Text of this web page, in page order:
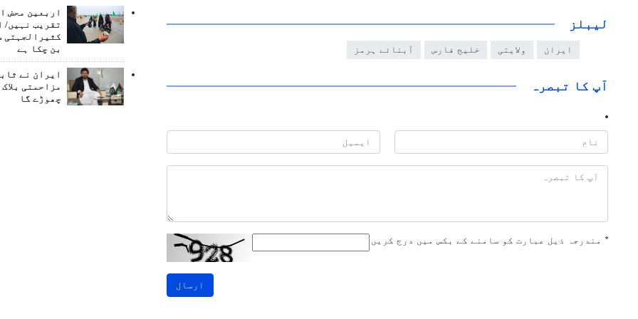
لیبلز
ایران ولایتی خلیج فارس آبنائے ہرمز
آپ کا تبصرہ
* مندرجہ ذیل عبارت کو سامنے کے بکس میں درج کریں
ارسال
اربعین محض
تقریب نہیں/
کثیرالجہتی
بن چکا ہے
ایران نے
مزاحمتی
چھوڑے گا